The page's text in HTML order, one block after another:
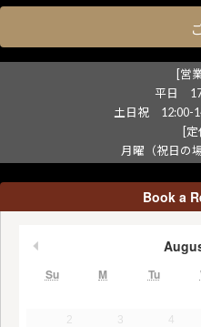
[営
平日
土日祝 12:00-
[定
月曜（祝日の
Book a
Su M Tu
2
3 4